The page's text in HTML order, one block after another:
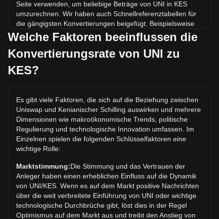
Seite verwenden, um beliebige Beträge von UNI in KES
umzurechnen. Wir haben auch Schnellreferenztabellen für
die gängigsten Konvertierungen beigefügt. Beispielsweise
entsprechen 5 KES 0.009499 UNI, während 5 UNI etwa
2,631.77KES kosten.
Was ist der höchste Kurs von UNI/KES aller Zeiten?
Der bisherige Höchstkurs von 1 UNI in KES liegt bei
Wie ist der Kurstrend von in KES?
In den letzten 7 Tagen ist der Wechselkurs von Uniswap
(UNI) um 7.65% gefallen. Im letzten Monat ist der
Wechselkurs von Uniswap (UNI) gegenüber Kenianischer
Welche Faktoren beeinflussen die
Konvertierungsrate von UNI zu
KES?
Es gibt viele Faktoren, die sich auf die Beziehung zwischen
Uniswap und Kenianischer Schilling auswirken und mehrere
Dimensionen wie makroökonomische Trends, politische
Regulierung und technologische Innovation umfassen. Im
Einzelnen spielen die folgenden Schlüsselfaktoren eine
wichtige Rolle:
Marktstimmung:Die Stimmung und das Vertrauen der
Anleger haben einen erheblichen Einfluss auf die Dynamik
von UNI/KES. Wenn es auf dem Markt positive Nachrichten
über die weit verbreitete Einführung von UNI oder wichtige
technologische Durchbrüche gibt, löst dies in der Regel
Optimismus auf dem Markt aus und treibt den Anstieg von